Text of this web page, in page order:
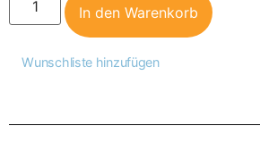
In den Warenkorb
Wunschliste hinzufügen